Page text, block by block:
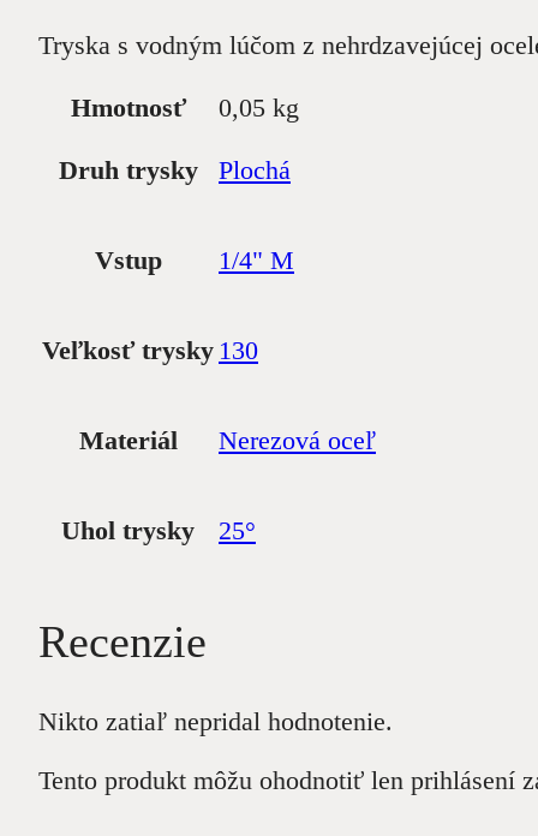
Tryska s vodným lúčom z nehrdzavejúcej
Hmotnosť 0,05 kg
Druh trysky Plochá
Vstup 1/4" M
Veľkosť trysky 130
Materiál Nerezová oceľ
Uhol trysky 25°
Recenzie
Nikto zatiaľ nepridal hodnotenie.
Tento produkt môžu ohodnotiť len prihlásení